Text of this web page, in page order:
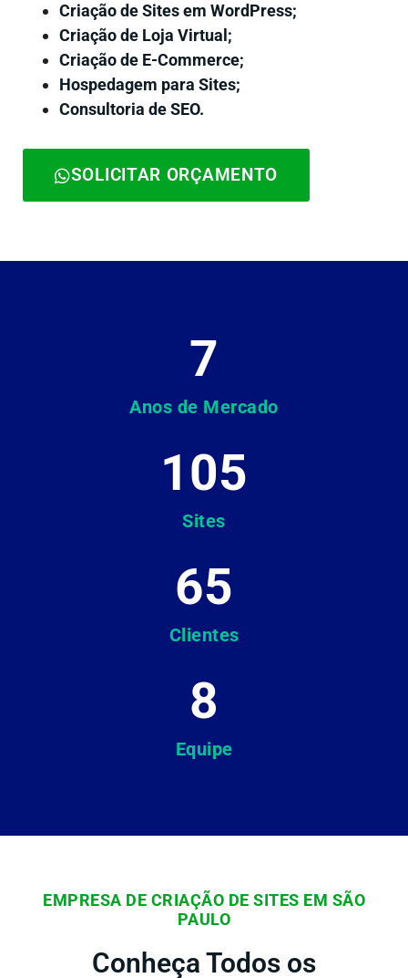
Criação de Sites em WordPress;
Criação de Loja Virtual;
Criação de E-Commerce;
Hospedagem para Sites;
Consultoria de SEO.
SOLICITAR ORÇAMENTO
Anos de Mercado
7
Sites
105
Clientes
65
Equipe
8
EMPRESA DE CRIAÇÃO DE SITES EM SÃO
PAULO
Conheça Todos os